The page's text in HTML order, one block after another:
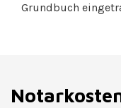
Grundbuch